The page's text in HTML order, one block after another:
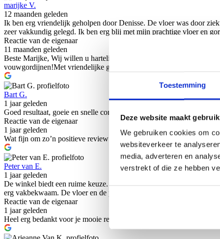
Toestemming
Deze website maakt
We gebruiken cookies om
websiteverkeer te
media, adverteren en
verstrekt of die ze hebben
marijke V.
12 maanden geleden
Ik ben erg vriendelijk geholpen door Denisse. De vloer was door
zeer vakkundig gelegd. Ik ben erg blij met mijn prachtige vloer en
Reactie van de eigenaar
11 maanden geleden
Beste Marijke, Wij willen u hartelijk bedanken voor uw geduld
vouwgordijnen!Met vriendelijke groet, Team Keistad vloeren en
Bart G.
1 jaar geleden
Goed resultaat, goeie en snelle communicatie.
Reactie van de eigenaar
1 jaar geleden
Wat fijn om zo’n positieve review te lezen dank je wel daarvoor!
Peter van E.
1 jaar geleden
De winkel biedt een ruime keuze. De dame die ons hielp was zeer
erg vakbekwaam. De vloer en de plinten ligger er zeer mooi en
Reactie van de eigenaar
1 jaar geleden
Heel erg bedankt voor je mooie review! Superleuk om te horen dat